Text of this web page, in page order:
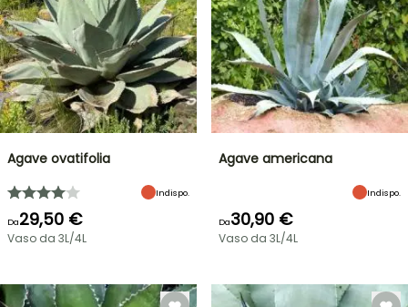
Agave ovatifolia
Indispo.
Da29,50 €
Vaso da 3L/4L
Agave americana
Indispo.
Da30,90 €
Vaso da 3L/4L